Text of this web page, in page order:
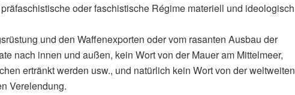
oder faschistische Régime materiell und ideologisch
und den Waffenexporten oder vom rasanten Ausbau der
nach innen und außen, kein Wort von der Mauer am Mittelmeer,
ertränkt werden usw., und natürlich kein Wort von der weltweiten
Verelendung.